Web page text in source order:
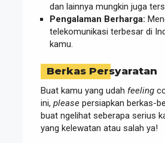
dan lainnya mungkin juga
Pengalaman Berharga:
telekomunikasi terbesar di
kamu.
Berkas Persyaratan
Buat kamu yang udah feeling
ini, please persiapkan berkas-
buat ngelihat seberapa serius
yang kelewatan atau salah ya!